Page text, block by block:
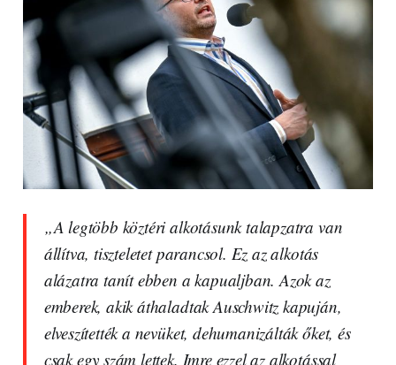
„A legtöbb köztéri alkotásunk talapzatra van
állítva, tiszteletet parancsol. Ez az alkotás
alázatra tanít ebben a kapualjban. Azok az
emberek, akik áthaladtak Auschwitz kapuján,
elveszítették a nevüket, dehumanizálták őket, és
csak egy szám lettek. Imre ezzel az alkotással